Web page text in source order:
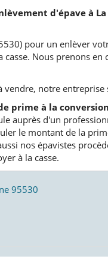
d'épave à
pour un enlèver
Nous prenons
notre entreprise
prime à la
auprès d'un
le montant de la
nos épavistes
à la casse.
95530